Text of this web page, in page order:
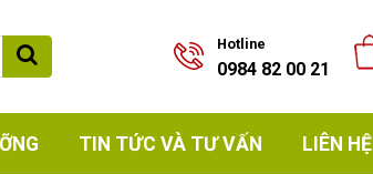
Hotline
0984 82 00 21
TIN TỨC VÀ TƯ VẤN LIÊN HỆ